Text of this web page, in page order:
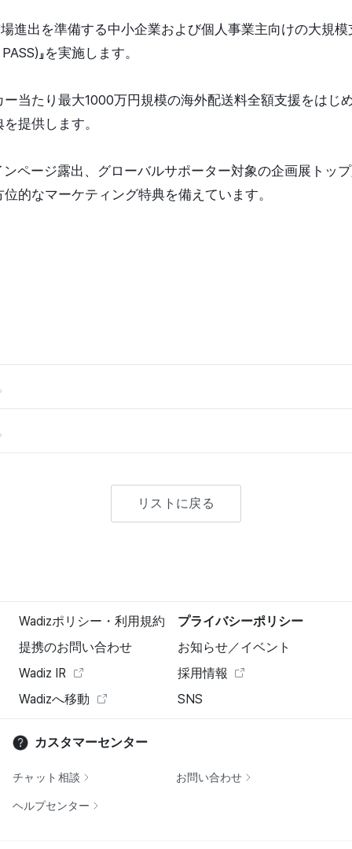
進出を準備する中小企業および個人事業主向けの大規模
』を実施します。
当たり最大1000万円規模の海外配送料全額支援をはじ
提供します。
ページ露出、グローバルサポーター対象の企画展トッ
的なマーケティング特典を備えています。
リストに戻る
Wadizポリシー・利用規約
プライバシーポリシー
提携のお問い合わせ
お知らせ／イベント
Wadiz IR
採用情報
Wadizへ移動
SNS
カスタマーセンター
チャット相談 お問い合わせ
ヘルプセンター